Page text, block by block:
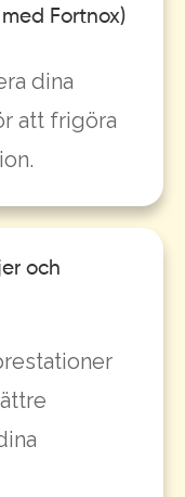
Fortnox)
dina
att frigöra
och